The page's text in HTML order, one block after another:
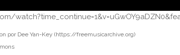
por Dee Yan-Key (https://freemusicarchive.org)